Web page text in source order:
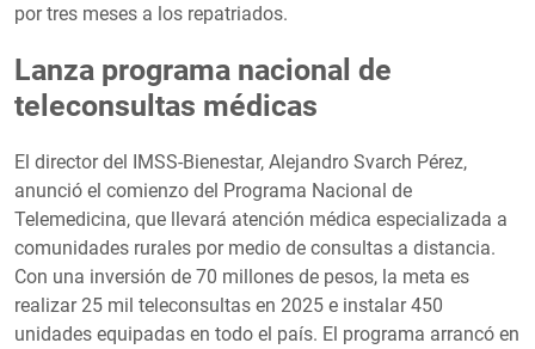
por tres meses a los repatriados.
Lanza programa nacional de
teleconsultas médicas
El director del IMSS-Bienestar, Alejandro Svarch Pérez,
anunció el comienzo del Programa Nacional de
Telemedicina, que llevará atención médica especializada a
comunidades rurales por medio de consultas a distancia.
Con una inversión de 70 millones de pesos, la meta es
realizar 25 mil teleconsultas en 2025 e instalar 450
unidades equipadas en todo el país. El programa arrancó en